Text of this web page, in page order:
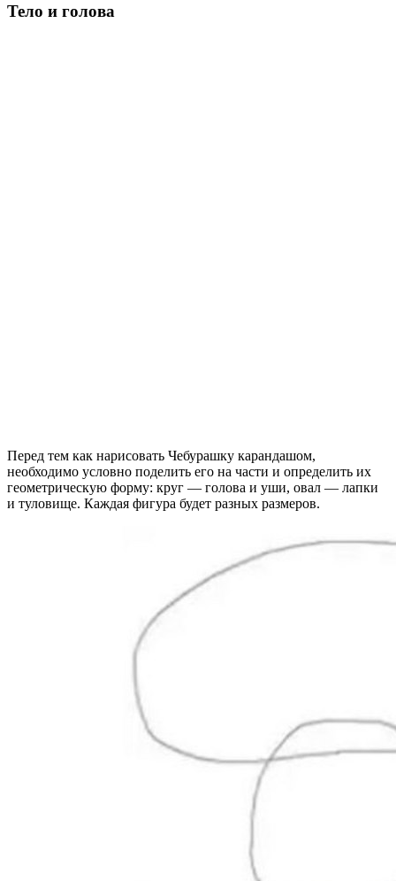
Тело и голова
Перед тем как нарисовать Чебурашку карандашом,
необходимо условно поделить его на части и определить их
геометрическую форму: круг — голова и уши, овал — лапки
и туловище. Каждая фигура будет разных размеров.